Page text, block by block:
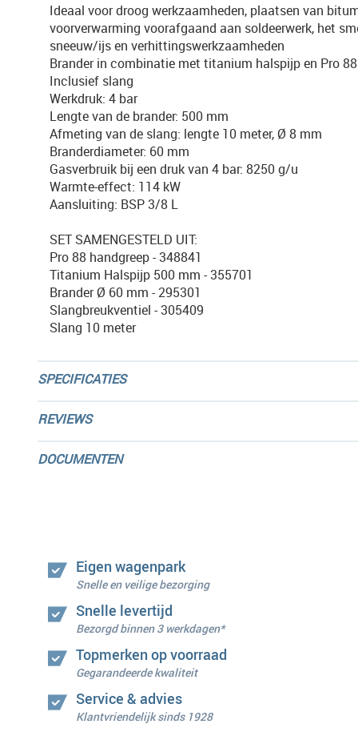
Ideaal voor droog werkzaamheden, plaatsen van
voorverwarming voorafgaand aan soldeerwerk, het
sneeuw/ijs en verhittingswerkzaamheden
Brander in combinatie met titanium halspijp en Pro
Inclusief slang
Werkdruk: 4 bar
Lengte van de brander: 500 mm
Afmeting van de slang: lengte 10 meter, Ø 8 mm
Branderdiameter: 60 mm
Gasverbruik bij een druk van 4 bar: 8250 g/u
Warmte-effect: 114 kW
Aansluiting: BSP 3/8 L
SET SAMENGESTELD UIT:
Pro 88 handgreep - 348841
Titanium Halspijp 500 mm - 355701
Brander Ø 60 mm - 295301
Slangbreukventiel - 305409
Slang 10 meter
SPECIFICATIES
REVIEWS
DOCUMENTEN
Eigen wagenpark
Snelle en veilige bezorging
Snelle levertijd
Bezorgd binnen 3 werkdagen*
Topmerken op voorraad
Gegarandeerde kwaliteit
Service & advies
Klantvriendelijk sinds 1928